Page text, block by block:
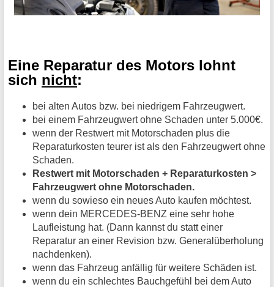
Eine Reparatur des Motors lohnt
sich nicht:
bei alten Autos bzw. bei niedrigem Fahrzeugwert.
bei einem Fahrzeugwert ohne Schaden unter 5.000€.
wenn der Restwert mit Motorschaden plus die
Reparaturkosten teurer ist als den Fahrzeugwert ohne
Schaden.
Restwert mit Motorschaden + Reparaturkosten >
Fahrzeugwert ohne Motorschaden.
wenn du sowieso ein neues Auto kaufen möchtest.
wenn dein MERCEDES-BENZ eine sehr hohe
Laufleistung hat. (Dann kannst du statt einer
Reparatur an einer Revision bzw. Generalüberholung
nachdenken).
wenn das Fahrzeug anfällig für weitere Schäden ist.
wenn du ein schlechtes Bauchgefühl bei dem Auto